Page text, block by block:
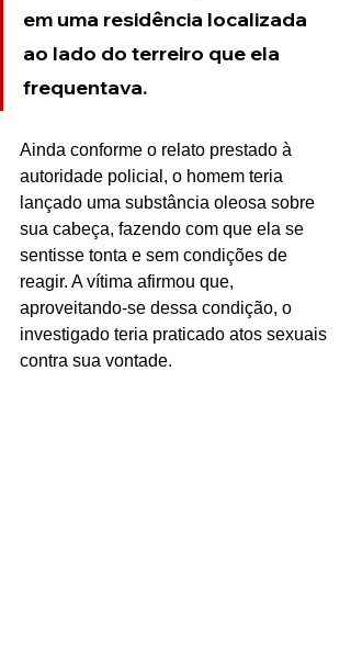
em uma residência localizada
ao lado do terreiro que ela
frequentava.
Ainda conforme o relato prestado à
autoridade policial, o homem teria
lançado uma substância oleosa sobre
sua cabeça, fazendo com que ela se
sentisse tonta e sem condições de
reagir. A vítima afirmou que,
aproveitando-se dessa condição, o
investigado teria praticado atos sexuais
contra sua vontade.